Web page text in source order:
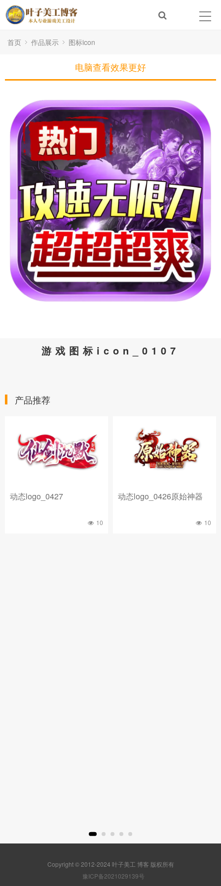
首页 作品展示 图标icon
电脑查看效果更好
游戏图标icon_0107
产品推荐
动态logo_0427
10
动态logo_0426原始神器
10
Copyright © 2012-2024 叶子美工 博客 版权所有
豫ICP备2021029139号